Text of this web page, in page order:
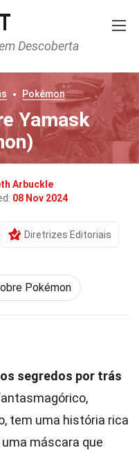
Descoberta
Pokémon
Yamask
Arbuckle
08 Nov 2024
Diretrizes Editoriais
Pokémon
segredos por trás
tem uma história rica
máscara que